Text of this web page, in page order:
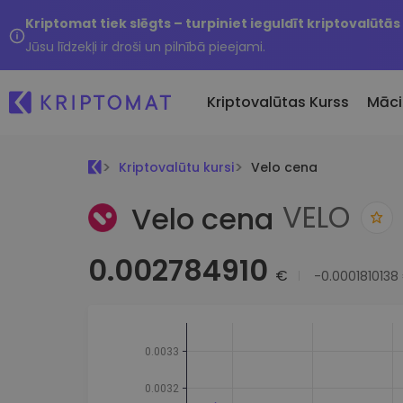
Kriptomat tiek slēgts – turpiniet ieguldīt kriptovalūtās
Jūsu līdzekļi ir droši un pilnībā pieejami.
Kriptovalūtas Kurss
Vairāk nekā 300 kriptovalūtu
Lielākie Ieguvēji un Zaudētāji
Atrodiet investīciju iespējas
Pērciet vairāk nekā 300
kriptovalūtas
Kripto maiņa
Vairāk nekā 1000 valūtu
Kriptovalūtu kursi Velo cena
Velo cena VELO
0.002784910 € -